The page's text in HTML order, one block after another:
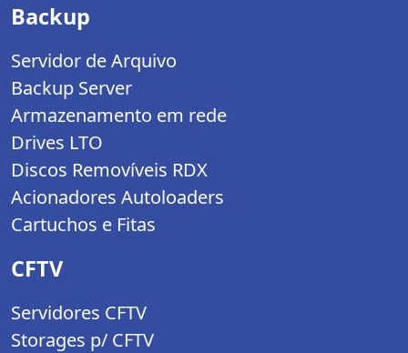
Backup
Servidor de Arquivo
Backup Server
Armazenamento em rede
Drives LTO
Discos Removíveis RDX
Acionadores Autoloaders
Cartuchos e Fitas
CFTV
Servidores CFTV
Storages p/ CFTV